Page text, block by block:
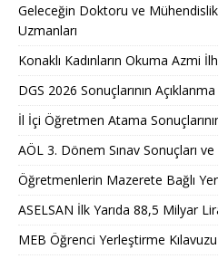
Geleceğin Doktoru ve
Uzmanları
Konaklı Kadınların Okuma Azmi
DGS 2026 Sonuçlarının
İl İçi Öğretmen Atama
AÖL 3. Dönem Sınav Sonuçları
Öğretmenlerin Mazerete Bağlı
ASELSAN İlk Yarıda 88,5 Milyar
MEB Öğrenci Yerleştirme